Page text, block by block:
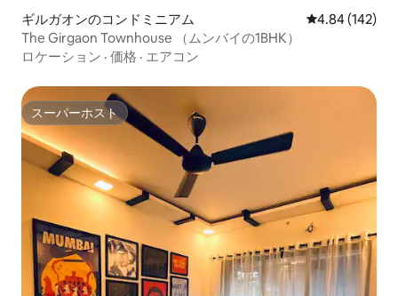
ギルガオンのコンドミニアム レビュー142
4.84 (142)
The Girgaon Townhouse （ムンバイの1BHK）
ロケーション · 価格 · エアコン
スーパーホスト
スーパーホスト